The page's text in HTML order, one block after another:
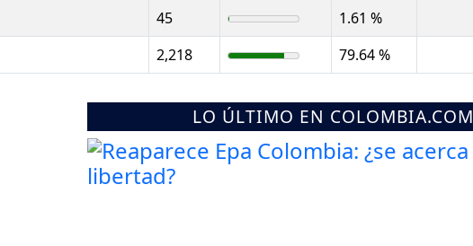
45
1.61 %
2,218 79.64 %
LO ÚLTIMO EN COLOMBIA.COM